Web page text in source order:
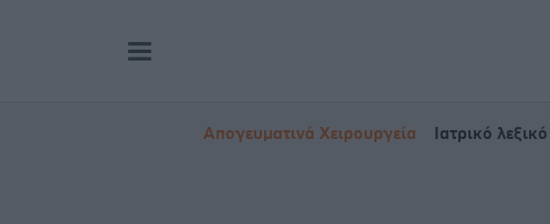
Απογευματινά Χειρουργεία Ιατρικό λεξικό